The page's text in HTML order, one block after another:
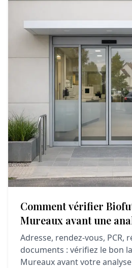
Comment vérifier
Mureaux avant une
Adresse, rendez-vous, PCR,
documents : vérifiez le bon
Mureaux avant votre